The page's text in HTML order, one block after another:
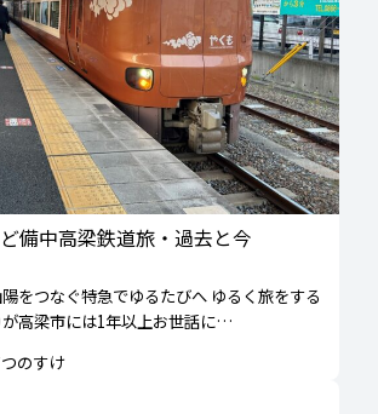
備中高梁鉄道旅・過去と今
陽をつなぐ特急でゆるたびへ ゆるく旅をする
が高梁市には1年以上お世話に…
のすけ